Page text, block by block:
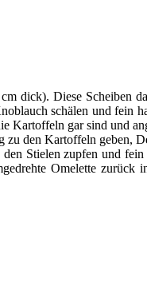
dick). Diese
schälen und fein
Kartoffeln gar sind und
den Kartoffeln geben,
Stielen zupfen und
Omelette